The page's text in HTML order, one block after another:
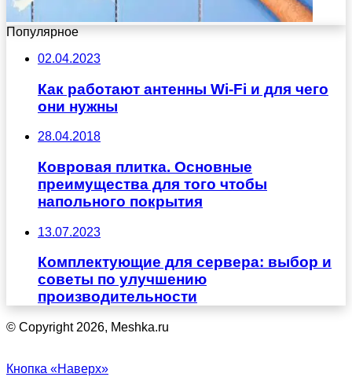
Популярное
02.04.2023
Как работают антенны Wi-Fi и для чего
они нужны
28.04.2018
Ковровая плитка. Основные
преимущества для того чтобы
напольного покрытия
13.07.2023
Комплектующие для сервера: выбор и
советы по улучшению
производительности
© Copyright 2026, Meshka.ru
Кнопка «Наверх»